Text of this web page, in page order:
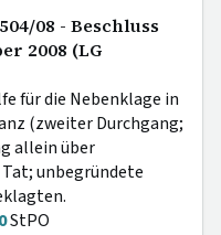
08 - Beschluss
2008 (LG
für die Nebenklage in
(zweiter Durchgang;
allein über
unbegründete
StPO